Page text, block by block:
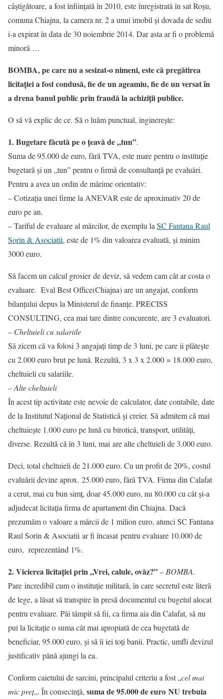
câştigătoare, a fost înfiinţată în 2010, este înregistrată în sat Roşu,
comuna Chiajna, la camera nr. 2 a unui imobil și dovada de sediu
i-a expirat în data de 30 noiembrie 2014. Dar asta ar fi o problemă
minoră …
BOMBA, pe care nu a sesizat-o nimeni, este că pregătirea
licitației a fost condusă, fie de un ageamiu, fie de un versat în
a drena banul public prin fraudă la achiziții publice.
O să vă explic de ce. Să o luăm punctual, inginerește:
1. Bugetare făcută pe o țeavă de „tun”.
Suma de 95.000 de euro, fără TVA, este mare pentru o instituție
bugetară și un „tun” pentru o firmă de consultanță pe evaluări.
Pentru a avea un ordin de mărime orientativ:
– Cotizația unei firme la ANEVAR este de aproximativ 20 de
euro pe an.
– Tariful de evaluare al mărcilor, de exemplu la SC Fantana Raul
Sorin & Asociatii, este de 1% din valoarea evaluată, și minim
3000 euro.
Să facem un calcul grosier de deviz, să vedem cam cât ar costa o
evaluare. Eval Best Office(Chiajna) are un angajat, conform
bilanțului depus la Ministerul de finanțe. PRECISS
CONSULTING, cea mai tare dintre concurente, are 3 evaluatori.
– Cheltuieli cu salariile
Să zicem că va folosi 3 angajați timp de 3 luni, pe care ii plătește
cu 2.000 euro brut pe lună. Rezultă, 3 x 3 x 2.000 = 18.000 euro,
cheltuieli cu salariile.
–Alte cheltuieli
În acest tip activitate este nevoie de calculator, date contabile, date
de la Institutul Național de Statistică și creier. Să admitem că mai
cheltuiește 1.000 euro pe lună cu birotică, transport, utilități,
diverse. Rezultă că în 3 luni, mai are alte cheltuieli de 3.000 euro.
Deci, total cheltuieli de 21.000 euro. Cu un profit de 20%, costul
evaluării devine aprox. 25.000 euro, fără TVA. Firma din Calafat
a cerut, mai cu bun simț, doar 45.000 euro, nu 80.000 cu cât și-a
adjudecat licitația firma de apartament din Chiajna. Dacă
prezumăm o valoare a mărcii de 1 milion euro, atunci SC Fantana
Raul Sorin & Asociatii ar fi încasat pentru evaluare 10.000 de
euro, reprezentând 1%.
2. Vicierea licitației prin „Vrei, calule, ovăz?”– BOMBA.
Pare incredibil cum o instituție militară, în care secretul este literă
de lege, a lăsat să transpire în presă documentul cu bugetul alocat
pentru evaluare. Păi tâmpit să fii, ca firma aia din Calafat, să nu
pui la licitație o suma cât mai apropiată de cea bugetată de
beneficiar, 95.000 euro, și să îi iei toți banii. Practic, umfli devizul
justificativ până ajungi la ea.
Conform caietului de sarcini, principalul criteriu a fost „cel mai
mic preţ„. În consecință, suma de 95.000 de euro NU trebuia